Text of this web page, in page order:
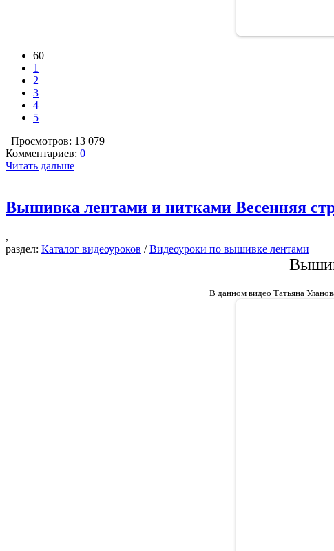
60
1
2
3
4
5
Просмотров: 13 079
Комментариев: 0
Читать дальше
Вышивка лентами и нитками Весенняя
,
раздел: Каталог видеоуроков /Видеоуроки по вышивке лентами
В данном видео Татьяна